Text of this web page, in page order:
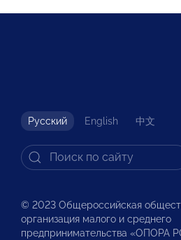
Русский English 中文
© 2023 Общероссийская
организация малого и среднего
предпринимательства «ОПОРА